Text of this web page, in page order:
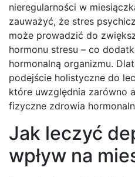
nieregularności w
zauważyć, że stres
może prowadzić do
hormonu stresu – co
hormonalną organizmu.
podejście holistyczne do
które uwzględnia zarówno
fizyczne zdrowia
Jak leczyć
wpływ na